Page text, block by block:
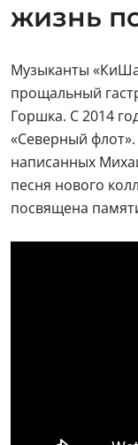
жизнь
Музыканты
прощальный
Горшка. С 2014
«Северный флот».
написанных
песня нового
посвящена